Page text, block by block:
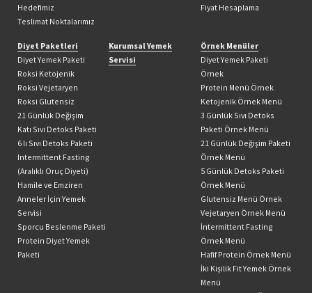
Hedefimiz
Teslimat Noktalarımız
Fiyat Hesaplama
Diyet Paketleri
Diyet Yemek Paketi
Roksi Ketojenik
Roksi Vejetaryen
Roksi Glutensiz
21 Günlük Değişim
Katı Sıvı Detoks Paketi
6 lı Sıvı Detoks Paketi
Intermittent Fasting
(Aralıklı Oruç Diyeti)
Hamile ve Emziren
Anneler İçin Yemek
Servisi
Sporcu Beslenme Paketi
Protein Diyet Yemek
Paketi
Kurumsal Yemek
Servisi
Örnek Menüler
Diyet Yemek Paketi
Örnek
Protein Menü Örnek
Ketojenik Örnek Menü
3 Günlük Sıvı Detoks
Paketi Örnek Menü
21 Günlük Değişim Paketi
Örnek Menü
5 Günlük Detoks Paketi
Örnek Menü
Glutensiz Menü Örnek
Vejetaryen Örnek Menü
İntermittent Fasting
Örnek Menü
Hafif Protein Örnek Menü
İki Kişilik Fit Yemek Örnek
Menü